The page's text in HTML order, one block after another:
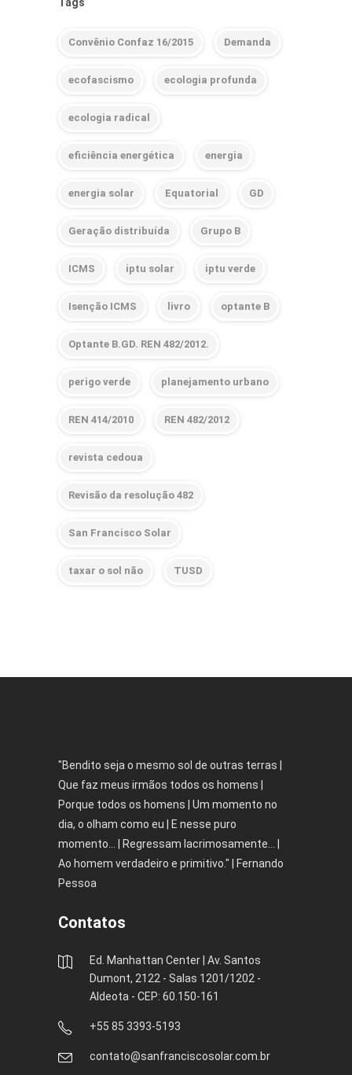
Tags
Convênio Confaz 16/2015 Demanda
ecofascismo ecologia profunda
ecologia radical
eficiência energética energia
energia solar Equatorial GD
Geração distribuída Grupo B
ICMS iptu solar iptu verde
Isenção ICMS livro optante B
Optante B.GD. REN 482/2012.
perigo verde planejamento urbano
REN 414/2010 REN 482/2012
revista cedoua
Revisão da resolução 482
San Francisco Solar
taxar o sol não TUSD
"Bendito seja o mesmo sol de outras terras |
Que faz meus irmãos todos os homens |
Porque todos os homens | Um momento no
dia, o olham como eu | E nesse puro
momento... | Regressam lacrimosamente... |
Ao homem verdadeiro e primitivo." | Fernando
Pessoa
Contatos
Ed. Manhattan Center | Av. Santos
Dumont, 2122 - Salas 1201/1202 -
Aldeota - CEP: 60.150-161
+55 85 3393-5193
contato@sanfranciscosolar.com.br